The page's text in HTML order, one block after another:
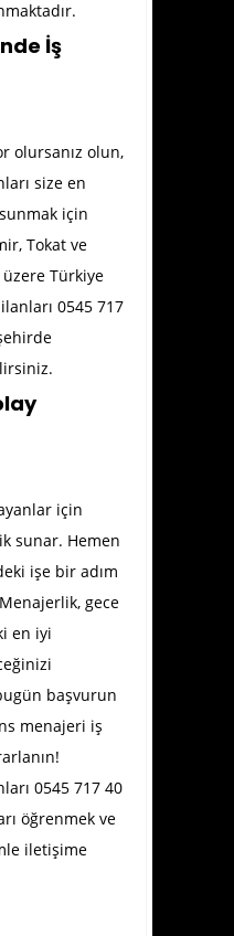
İş
olursanız olun,
size en
için
Tokat ve
Türkiye
0545 717
için
sunar. Hemen
işe bir adım
gece
en iyi
başvurun
menajeri iş
0545 717 40
öğrenmek ve
iletişime